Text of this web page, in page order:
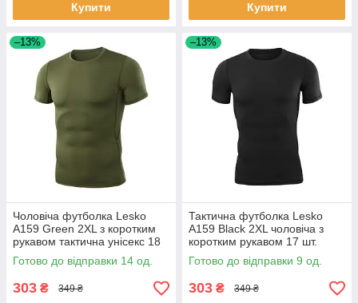
Купити Купити
–13%
Чоловіча футболка Lesko
A159 Green 2XL з коротким
рукавом тактична унісекс 18
шт.
Готово до відправки 14 од.
303 ₴ 349 ₴
–13%
Тактична футболка Lesko
A159 Black 2XL чоловіча з
коротким рукавом 17 шт.
Готово до відправки 9 од.
303 ₴ 349 ₴